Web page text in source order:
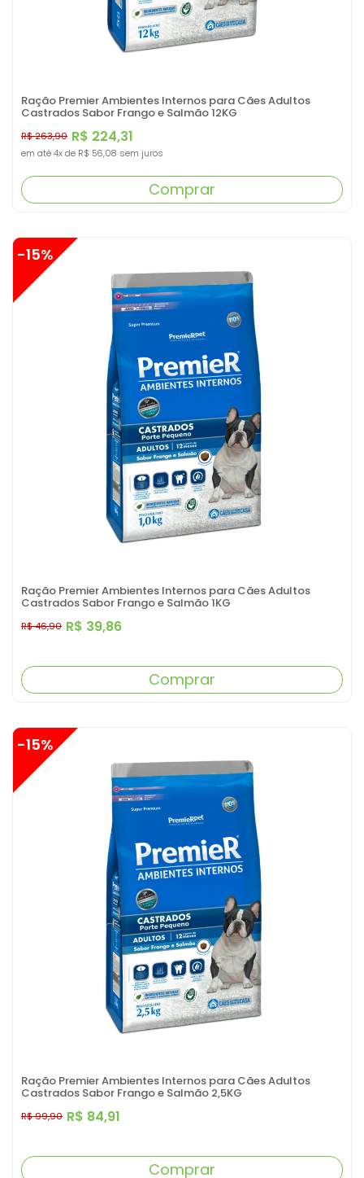
Ração Premier Ambientes Internos para Cães Adultos
Castrados Sabor Frango e Salmão 12KG
R$ 224,31
R$ 263,90
em até 4x de R$ 56,08 sem juros
Comprar
Ração Premier Ambientes Internos para Cães Adultos
Castrados Sabor Frango e Salmão 1KG
R$ 39,86
R$ 46,90
-15%
Comprar
Ração Premier Ambientes Internos para Cães Adultos
Castrados Sabor Frango e Salmão 2,5KG
R$ 84,91
R$ 99,90
-15%
Comprar